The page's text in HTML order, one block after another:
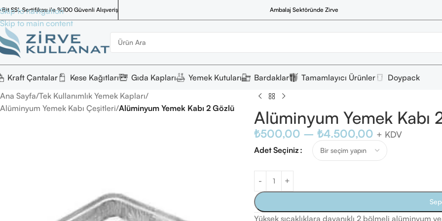
Skip to navigation
Skip to main content
SSL Sertifikası ile %100 Güvenli Alışveriş Ambalaj Sektöründe Zirve
Kraft Çantalar Kese Kağıtları Gıda Kapları Yemek Kutuları Bardaklar Tamamlayıcı Ürünler Doypack
Ana Sayfa/Tek Kullanımlık Yemek Kapları/
Alüminyum Yemek Kabı Çeşitleri/Alüminyum Yemek Kabı 2 Gözlü Alüminyum Yemek Kabı
₺500,00 – ₺4.500,00 + KDV
Adet Seçiniz
Yüksek sıcaklıklara dayanıklı 2 bölmeli alüminyum